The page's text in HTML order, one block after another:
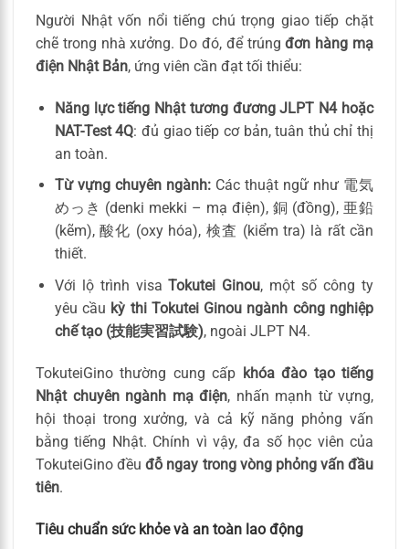
Người Nhật vốn nổi tiếng chú trọng giao tiếp chặt
chẽ trong nhà xưởng. Do đó, để trúngđơn hàng mạ
điện Nhật Bản, ứng viên cần đạt tối thiểu:
Năng lực tiếng Nhật tương đương JLPT N4 hoặc
NAT-Test 4Q: đủ giao tiếp cơ bản, tuân thủ chỉ thị
an toàn.
Từ vựng chuyên ngành:Các thuật ngữ như 電気
めっき (denki mekki – mạ điện), 銅 (đồng), 亜鉛
(kẽm), 酸化 (oxy hóa), 検査 (kiểm tra) là rất cần
thiết.
Với lộ trình visaTokutei Ginou, một số công ty
yêu cầu kỳ thi Tokutei Ginou ngành công nghiệp
chế tạo (技能実習試験), ngoài JLPT N4.
TokuteiGino thường cung cấp khóa đào tạo tiếng
Nhật chuyên ngành mạ điện, nhấn mạnh từ vựng,
hội thoại trong xưởng, và cả kỹ năng phỏng vấn
bằng tiếng Nhật. Chính vì vậy, đa số học viên của
TokuteiGino đềuđỗ ngay trong vòng phỏng vấn đầu
tiên.
Tiêu chuẩn sức khỏe và an toàn lao động